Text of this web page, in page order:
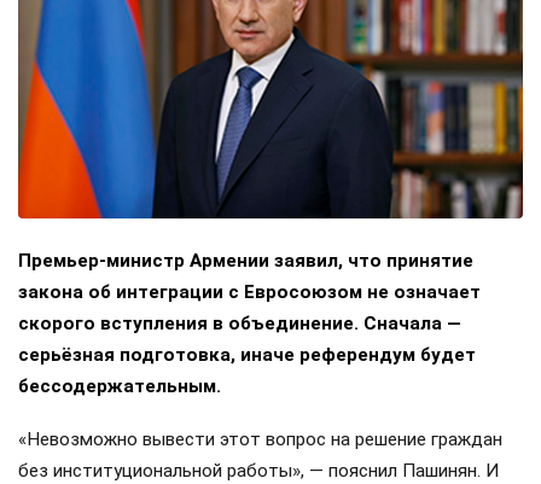
Премьер-министр Армении заявил, что принятие
закона об интеграции с Евросоюзом не означает
скорого вступления в объединение. Сначала —
серьёзная подготовка, иначе референдум будет
бессодержательным.
«Невозможно вывести этот вопрос на решение граждан
без институциональной работы», — пояснил Пашинян. И